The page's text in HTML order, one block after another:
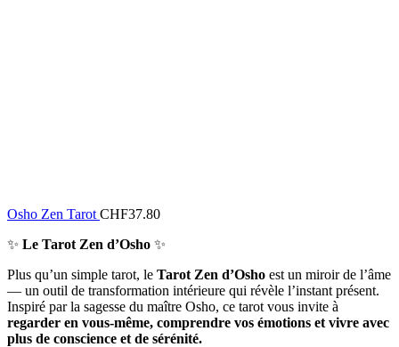
Osho Zen Tarot CHF37.80
✨ Le Tarot Zen d’Osho ✨
Plus qu’un simple tarot, le Tarot Zen d’Osho est un miroir de l’âme
— un outil de transformation intérieure qui révèle l’instant présent.
Inspiré par la sagesse du maître Osho, ce tarot vous invite à
regarder en vous-même, comprendre vos émotions et vivre avec
plus de conscience et de sérénité.